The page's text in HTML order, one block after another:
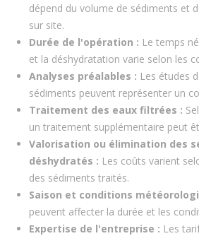
dépend du volume de sédiments et
sur site.
Durée de l'opération : Le temps
et la déshydratation varie selon les
Analyses préalables : Les études
sédiments peuvent représenter un
Traitement des eaux filtrées :
un traitement supplémentaire peut
Valorisation ou élimination des
déshydratés : Les coûts varient
des sédiments traités.
Saison et conditions
peuvent affecter la durée et les
Expertise de l'entreprise : Les